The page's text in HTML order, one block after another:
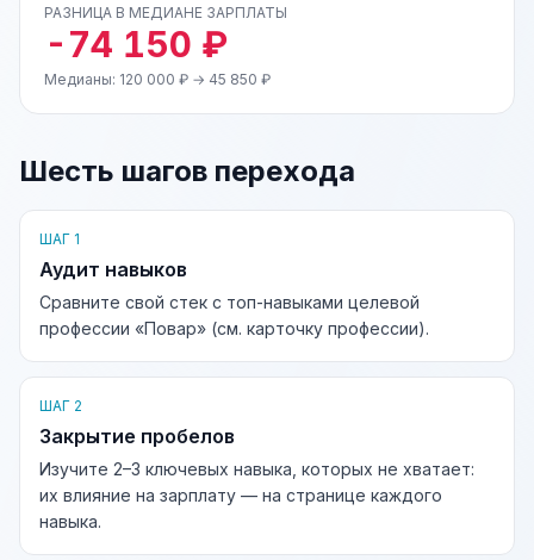
РАЗНИЦА В МЕДИАНЕ ЗАРПЛАТЫ
-74 150 ₽
Медианы: 120 000 ₽ → 45 850 ₽
Шесть шагов перехода
ШАГ 1
Аудит навыков
Сравните свой стек с топ-навыками целевой
профессии «Повар» (см. карточку профессии).
ШАГ 2
Закрытие пробелов
Изучите 2–3 ключевых навыка, которых не хватает:
их влияние на зарплату — на странице каждого
навыка.